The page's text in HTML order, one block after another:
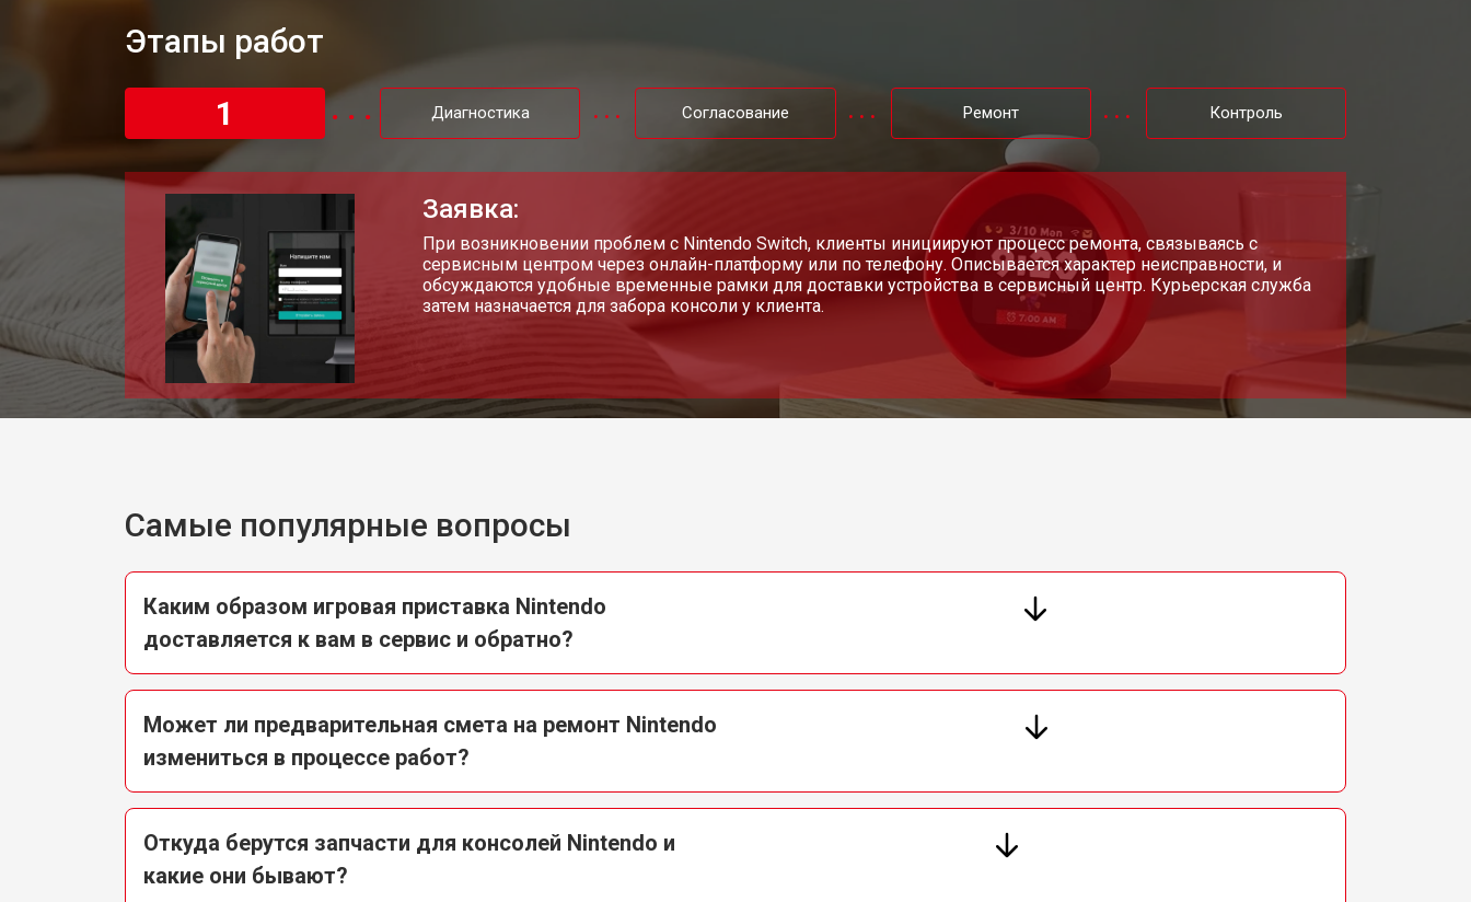
Этапы работ
1
Диагностика Согласование Ремонт Контроль
Заявка:
При возникновении проблем с Nintendo Switch, клиенты инициируют процесс ремонта, связываясь с
сервисным центром через онлайн-платформу или по телефону. Описывается характер неисправности, и
обсуждаются удобные временные рамки для доставки устройства в сервисный центр. Курьерская служба
затем назначается для забора консоли у клиента.
Самые популярные вопросы
Каким образом игровая приставка Nintendo
доставляется к вам в сервис и обратно?
Может ли предварительная смета на ремонт Nintendo
измениться в процессе работ?
Откуда берутся запчасти для консолей Nintendo и
какие они бывают?